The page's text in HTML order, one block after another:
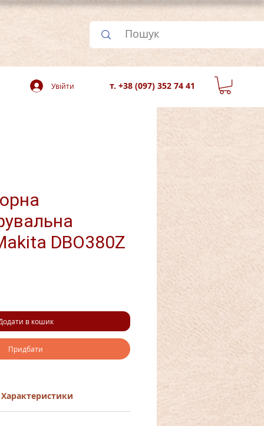
т. +38 (097) 352 74 41
Увійти
DBO380Z
в кошик
Придбати
Характеристики